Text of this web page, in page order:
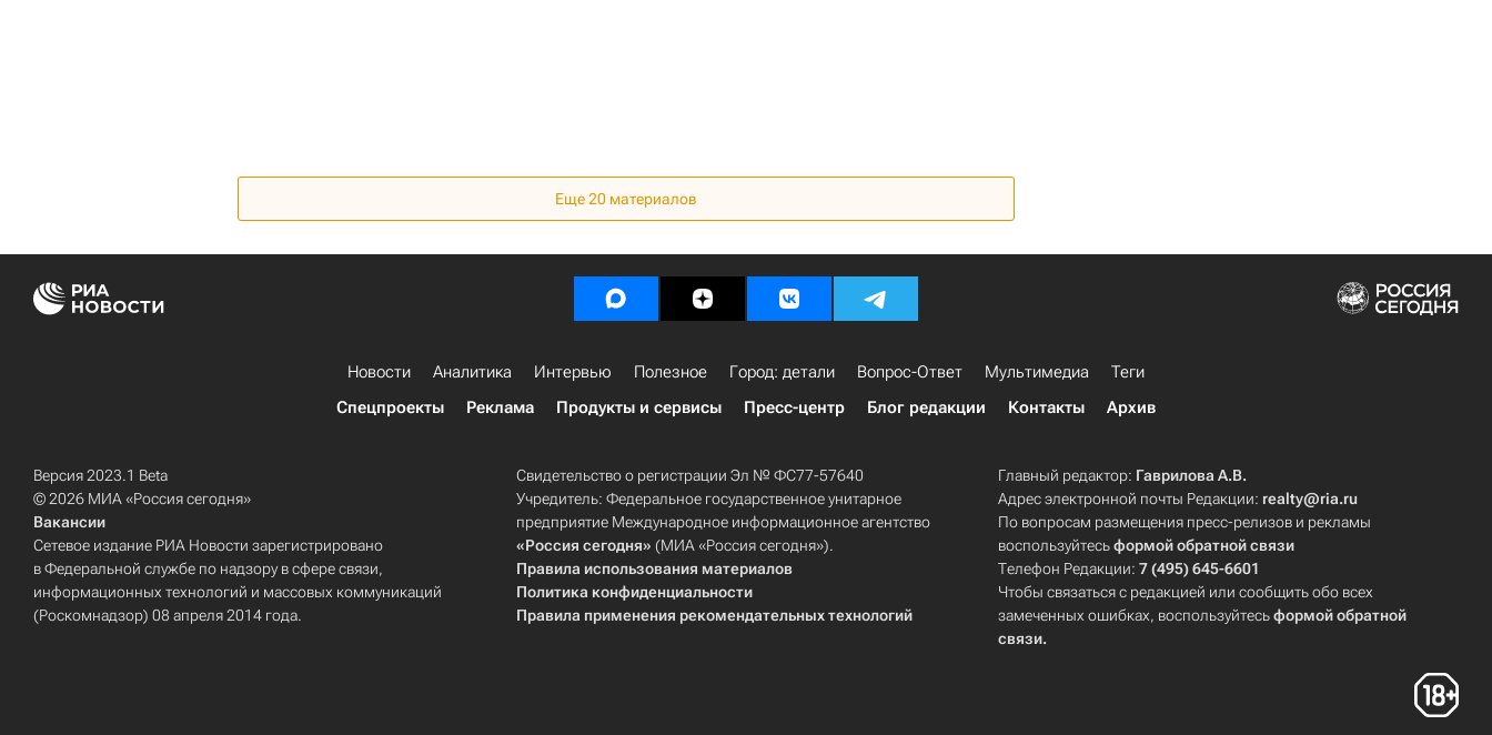
Еще 20 материалов
Новости Аналитика Интервью Полезное Город: детали Вопрос-Ответ Мультимедиа
Теги
Спецпроекты
Реклама Продукты и сервисы Пресс-центр Блог редакции Контакты Архив
Версия 2023.1 Beta
© 2026 МИА «Россия сегодня»
Вакансии
Сетевое издание РИА Новости зарегистрировано
в Федеральной службе по надзору в сфере связи,
информационных технологий и массовых коммуникаций
(Роскомнадзор) 08 апреля 2014 года.
Свидетельство о регистрации Эл № ФС77-57640
Учредитель: Федеральное государственное унитарное
предприятие Международное информационное агентство
«Россия сегодня» (МИА «Россия сегодня»).
Правила использования материалов
Политика конфиденциальности
Правила применения рекомендательных технологий
Главный редактор: Гаврилова А.В.
Адрес электронной почты Редакции: realty@ria.ru
По вопросам размещения пресс-релизов и рекламы
воспользуйтесьформой обратной связи
Телефон Редакции:7 (495) 645-6601
Чтобы связаться с редакцией или сообщить обо всех
замеченных ошибках, воспользуйтесьформой обратной
связи.